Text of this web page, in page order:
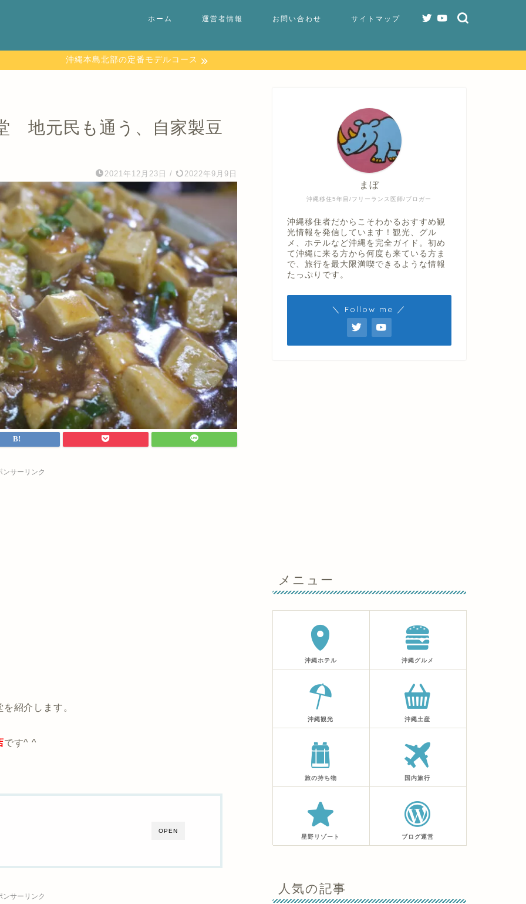
ホーム 運営者情報 お問い合わせ サイトマップ
沖縄本島北部の定番モデルコース
地元民も通う、自家製豆
2021年12月23日 / 2022年9月9日
ンサーリンク
紹介します。
です^ ^
OPEN
ンサーリンク
沖縄移住5年目/フリーランス医師/ブロガー
まぼ
沖縄移住者だからこそわかるおすすめ観
光情報を発信しています！観光、グル
メ、ホテルなど沖縄を完全ガイド。初め
て沖縄に来る方から何度も来ている方ま
で、旅行を最大限満喫できるような情報
たっぷりです。
＼ Follow me ／
メニュー
沖縄ホテル 沖縄グルメ
沖縄観光 沖縄土産
旅の持ち物 国内旅行
星野リゾート ブログ運営
人気の記事